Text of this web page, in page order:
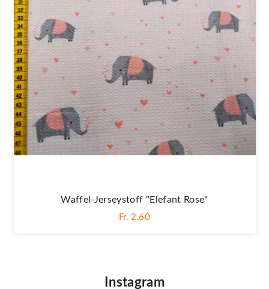
Waffel-Jerseystoff "Elefant Rose"
Fr. 2,60
Instagram